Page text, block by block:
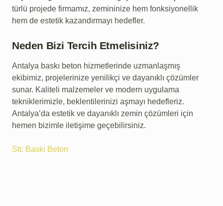
türlü projede firmamız, zemininize hem fonksiyonellik
hem de estetik kazandırmayı hedefler.
Neden Bizi Tercih Etmelisiniz?
Antalya baskı beton hizmetlerinde uzmanlaşmış
ekibimiz, projelerinize yenilikçi ve dayanıklı çözümler
sunar. Kaliteli malzemeler ve modern uygulama
tekniklerimizle, beklentilerinizi aşmayı hedefleriz.
Antalya’da estetik ve dayanıklı zemin çözümleri için
hemen bizimle iletişime geçebilirsiniz.
Stc Baskı Beton